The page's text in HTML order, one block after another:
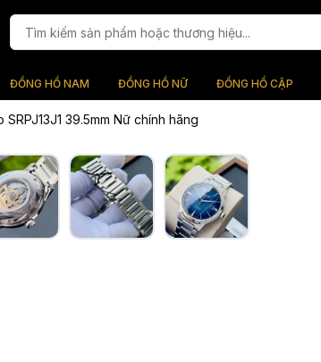
ĐỒNG HỒ NAM ĐỒNG HỒ NỮ ĐỒNG HỒ CẶP
39.5mm Nữ chính hãng